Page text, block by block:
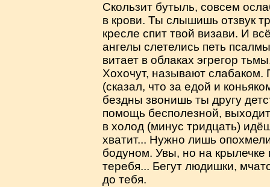
Скользит бутыль, совсем
в крови. Ты слышишь отзвук
кресле спит твой визави. И
ангелы слетелись петь
витает в облаках эгрегор
Хохочут, называют слабаком.
(сказал, что за едой и
бездны звонишь ты другу
помощь бесполезной,
в холод (минус тридцать)
хватит... Нужно лишь
бодуном. Увы, но на
теребя... Бегут людишки,
до тебя.